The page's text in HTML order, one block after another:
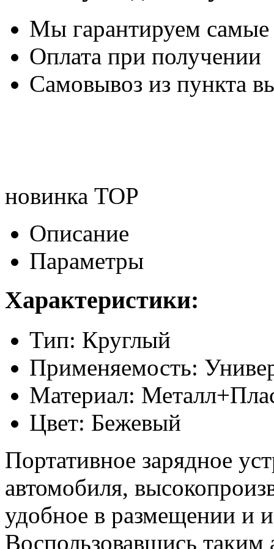
Мы гарантируем
Оплата при получении
Самовывоз из пункта
новинка TOP
Описание
Параметры
Характеристики:
Тип: Круглый
Применяемость:
Материал:
Цвет: Бежевый
Портативное зарядное
автомобиля,
удобное в размещении и
Воспользовавшись таким